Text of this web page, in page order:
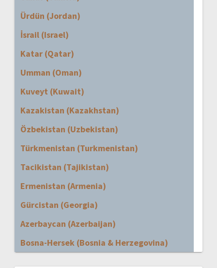
Ürdün (Jordan)
İsrail (Israel)
Katar (Qatar)
Umman (Oman)
Kuveyt (Kuwait)
Kazakistan (Kazakhstan)
Özbekistan (Uzbekistan)
Türkmenistan (Turkmenistan)
Tacikistan (Tajikistan)
Ermenistan (Armenia)
Gürcistan (Georgia)
Azerbaycan (Azerbaijan)
Bosna-Hersek (Bosnia & Herzegovina)